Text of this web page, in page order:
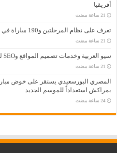
أفريقيا
تعرف على نظام المرحلتين و190 مباراة في انطلاقة الدوري المصري 2026-2027
سيو العربية وخدمات تصميم المواقع وSEO للشركات السعودية
المصري البورسعيدي يستقر على خوض
بمراكش استعداداً للموسم الجديد
‏24 ساعة مضت